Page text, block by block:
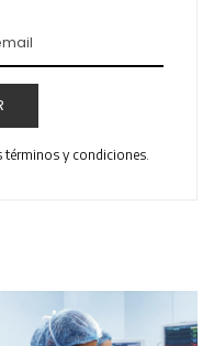
y condiciones.